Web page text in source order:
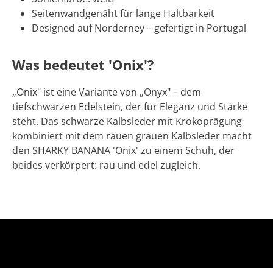
Seitenwandgenäht für lange Haltbarkeit
Designed auf Norderney – gefertigt in Portugal
Was bedeutet 'Onix'?
„Onix" ist eine Variante von „Onyx" – dem
tiefschwarzen Edelstein, der für Eleganz und Stärke
steht. Das schwarze Kalbsleder mit Krokoprägung
kombiniert mit dem rauen grauen Kalbsleder macht
den SHARKY BANANA 'Onix' zu einem Schuh, der
beides verkörpert: rau und edel zugleich.